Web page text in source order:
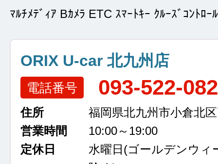
ﾏﾙﾁﾒﾃﾞｨｱ Bｶﾒﾗ ETC ｽﾏｰﾄｷｰ ｸﾙｰｽﾞｺﾝﾄﾛｰﾙ
ORIX U-car 北九州店
電話番号 093-522-
住所
福岡県北九州市小倉北
営業時間
10:00～19:00
定休日
水曜日 (ゴールデンウィ